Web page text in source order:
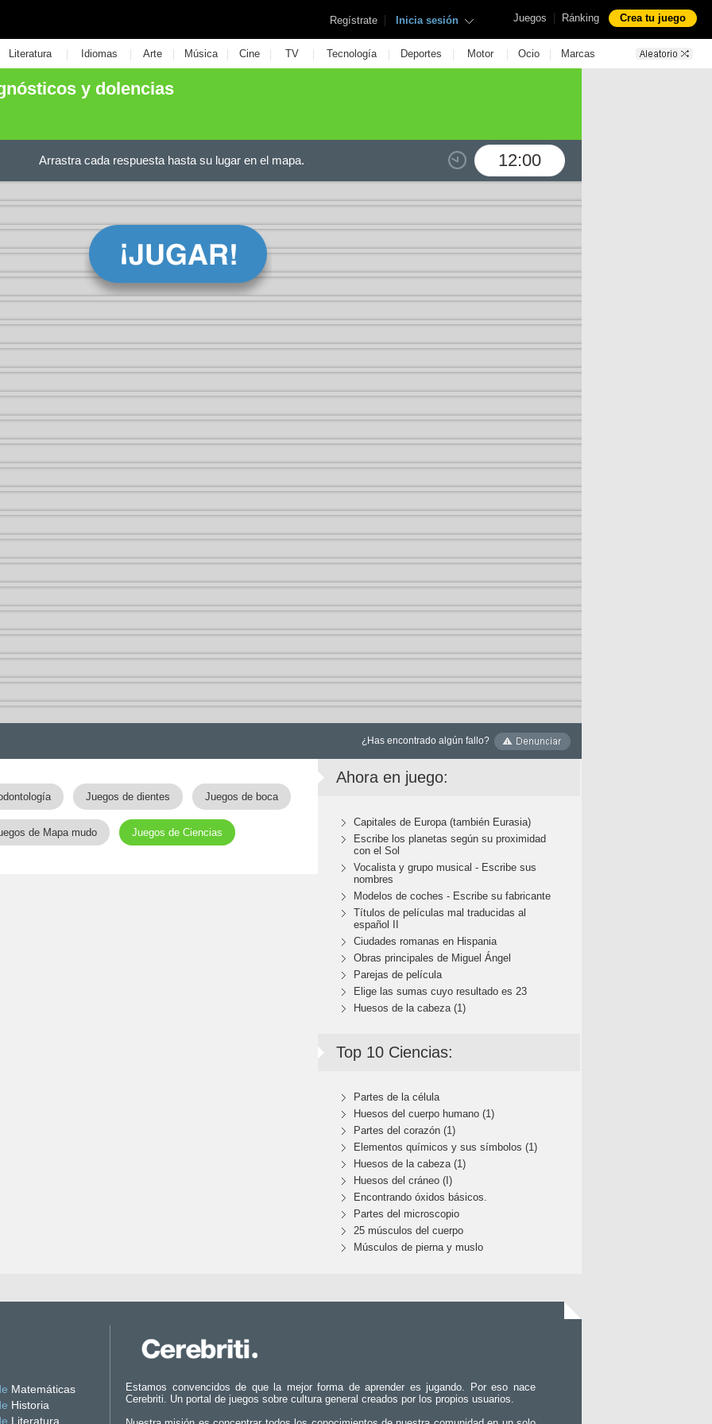
Juegos | Ránking Crea tu juego
Regístrate | Inicia sesión
Literatura | Idiomas | Arte | Música | Cine | TV | Tecnología | Deportes | Motor | Ocio | Marcas
y dolencias
12:00
Arrastra cada respuesta hasta su lugar en el mapa.
¿Has encontrado algún fallo?
Juegos de dientes Juegos de boca
de Mapa mudo Juegos de Ciencias
Ahora en juego:
Capitales de Europa (también Eurasia)
Escribe los planetas según su proximidad
con el Sol
Vocalista y grupo musical - Escribe sus
nombres
Modelos de coches - Escribe su fabricante
Títulos de películas mal traducidas al
español II
Ciudades romanas en Hispania
Obras principales de Miguel Ángel
Parejas de película
Elige las sumas cuyo resultado es 23
Huesos de la cabeza (1)
Top 10 Ciencias:
Partes de la célula
Huesos del cuerpo humano (1)
Partes del corazón (1)
Elementos químicos y sus símbolos (1)
Huesos de la cabeza (1)
Huesos del cráneo (I)
Encontrando óxidos básicos.
Partes del microscopio
25 músculos del cuerpo
Músculos de pierna y muslo
Matemáticas
Historia
Literatura
Estamos convencidos de que la mejor forma de aprender es jugando. Por eso nace
Cerebriti. Un portal de juegos sobre cultura general creados por los propios usuarios.